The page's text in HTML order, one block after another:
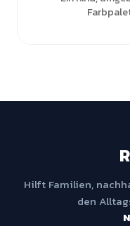
Hilft Familien,
den